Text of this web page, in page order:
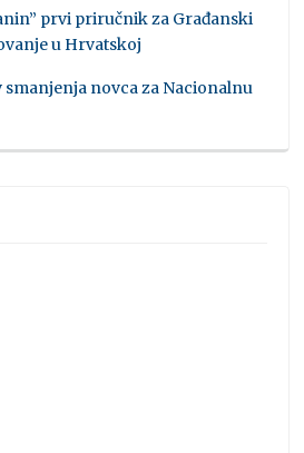
prvi priručnik za Građanski
u Hrvatskoj
novca za Nacionalnu